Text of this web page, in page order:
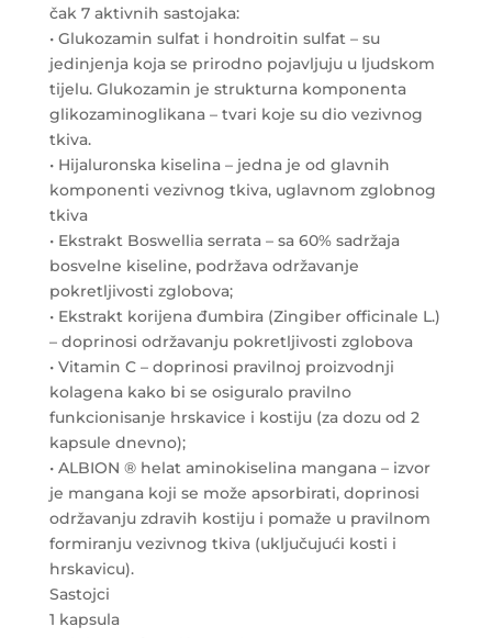
čak 7 aktivnih sastojaka:
• Glukozamin sulfat i hondroitin sulfat – su
jedinjenja koja se prirodno pojavljuju u ljudskom
tijelu. Glukozamin je strukturna komponenta
glikozaminoglikana – tvari koje su dio vezivnog
tkiva.
• Hijaluronska kiselina – jedna je od glavnih
komponenti vezivnog tkiva, uglavnom zglobnog
tkiva
• Ekstrakt Boswellia serrata – sa 60% sadržaja
bosvelne kiseline, podržava održavanje
pokretljivosti zglobova;
• Ekstrakt korijena đumbira (Zingiber officinale L.)
– doprinosi održavanju pokretljivosti zglobova
• Vitamin C – doprinosi pravilnoj proizvodnji
kolagena kako bi se osiguralo pravilno
funkcionisanje hrskavice i kostiju (za dozu od 2
kapsule dnevno);
• ALBION ® helat aminokiselina mangana – izvor
je mangana koji se može apsorbirati, doprinosi
održavanju zdravih kostiju i pomaže u pravilnom
formiranju vezivnog tkiva (uključujući kosti i
hrskavicu).
Sastojci
1 kapsula